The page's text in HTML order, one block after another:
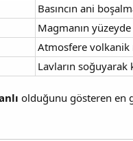
Basıncın ani
Magmanın yüzeyde
Atmosfere volkanik
Lavların soğuyarak
olduğunu gösteren en